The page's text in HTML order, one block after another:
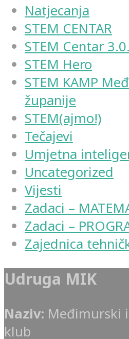
Natjecanja
STEM CENTAR
STEM Centar 3.0.
STEM Hero
STEM KAMP
županije
STEM(ajmo!)
Tečajevi
Umjetna
Uncategorized
Vijesti
Zadaci –
Zadaci –
Zajednica
Udruga MIK
Naziv: Međimurski
klub